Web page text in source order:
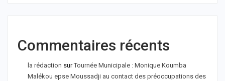
Commentaires récents
la rédaction surTournée Municipale : Monique Koumba
Malékou epse Moussadji au contact des préoccupations des